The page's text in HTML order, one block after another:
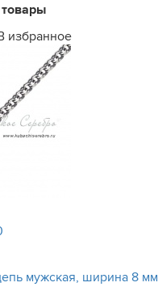
избранное
мужская, ширина 8 мм